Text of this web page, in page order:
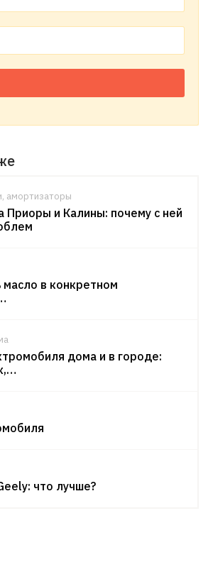
амортизаторы
Приоры и Калины: почему с ней
масло в конкретном
дома и в городе:
что лучше?